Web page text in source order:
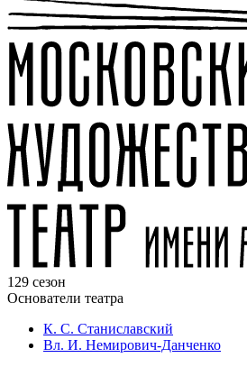
129 сезон
Основатели театра
К. С. Станиславский
Вл. И. Немирович-Данченко